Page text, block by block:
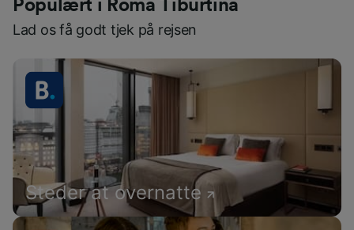
Populært i Roma Tiburtina
Lad os få godt tjek på rejsen
Steder at overnatte